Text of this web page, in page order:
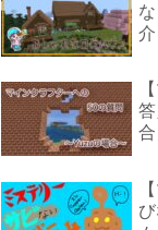
介
合